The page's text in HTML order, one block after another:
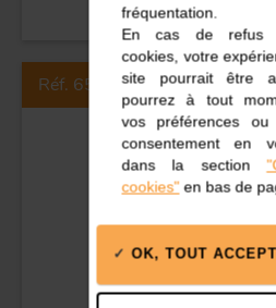
Réf. 65105
fréquentation.
En cas de refus
cookies, votre
site pourrait être
pourrez à tout
vos préférences
consentement en
dans la section
cookies"en bas de
OK, TOUT